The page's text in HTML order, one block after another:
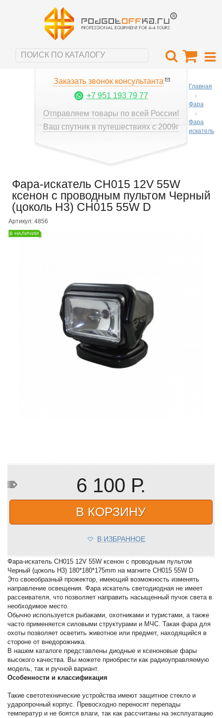
Заказать звонок консультанта
+7 951 193 79 77
Отправляем товары по всей России!
Ваш спутник в путешествиях с 2009г
Главная
Фара
Фара
искатель
Фара-искатель CH015 12V 55W
ксенон с проводным пультом Черный
(цоколь H3) CH015 55W D
Артикул: 4856
В НАЛИЧИИ
6 100 Р.
В КОРЗИНУ
В ИЗБРАННОЕ
Фара-искатель CH015 12V 55W ксенон с проводным пультом
Черный (цоколь H3) 180*180*175mm на магните CH015 55W D
Это своеобразный прожектор, имеющий возможность изменять
направление освещения. Фара искатель светодиодная не имеет
рассеивателя, что позволяет направить насыщенный пучок света в
необходимое место.
Обычно используется рыбаками, охотниками и туристами, а также
часто применяется силовыми структурами и МЧС. Такая фара для
охоты позволяет осветить животное или предмет, находящийся в
стороне от внедорожника.
В нашем каталоге представлены диодные и ксеноновые фары
высокого качества. Вы можете приобрести как радиоуправляемую
модель, так и ручной вариант.
Особенности и классификация
Такие светотехнические устройства имеют защитное стекло и
ударопрочный корпус. Превосходно переносят перепады
температур и не боятся влаги, так как рассчитаны на эксплуатацию